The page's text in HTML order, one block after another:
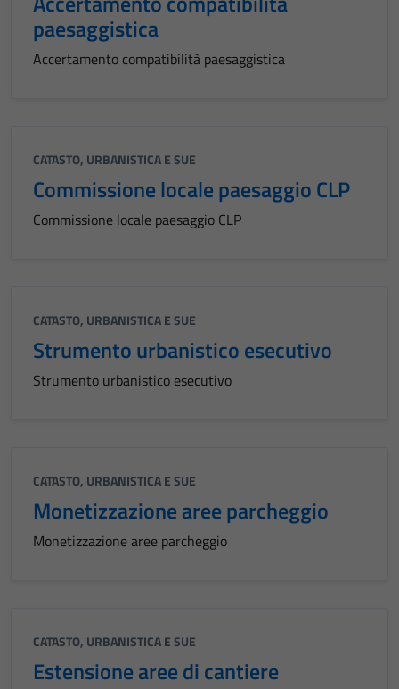
paesaggistica
Accertamento compatibilità paesaggistica
CATASTO, URBANISTICA E SUE
Commissione locale paesaggio CLP
Commissione locale paesaggio CLP
CATASTO, URBANISTICA E SUE
Strumento urbanistico esecutivo
Strumento urbanistico esecutivo
CATASTO, URBANISTICA E SUE
Monetizzazione aree parcheggio
Monetizzazione aree parcheggio
CATASTO, URBANISTICA E SUE
Estensione aree di cantiere